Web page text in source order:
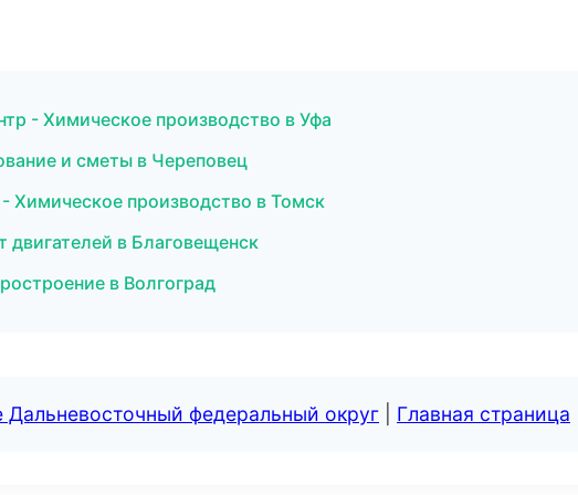
- Химическое производство в Уфа
и сметы в Череповец
Химическое производство в Томск
в Благовещенск
в Волгоград
Дальневосточный федеральный округ Главная страница